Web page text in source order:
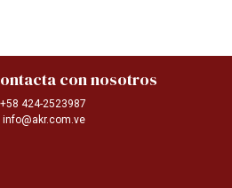
con nosotros
+58 424-2523987
info@akr.com.ve